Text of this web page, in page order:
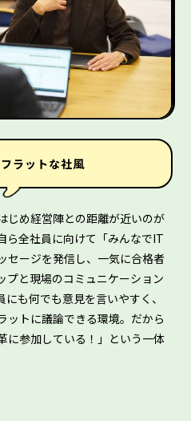
ラットな社風
じめ経営陣との距離が近いのが
ら全社員に向けて「みんなでIT
セージを発信し、一気に合格者
プと現場のコミュニケーション
も何でも意見を言いやすく、
ットに議論できる環境。だから
に参加している！」という一体